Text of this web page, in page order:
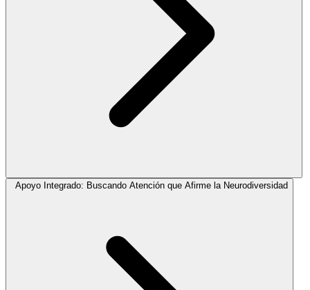
Apoyo Integrado: Buscando Atención que Afirme la Neurodiversidad